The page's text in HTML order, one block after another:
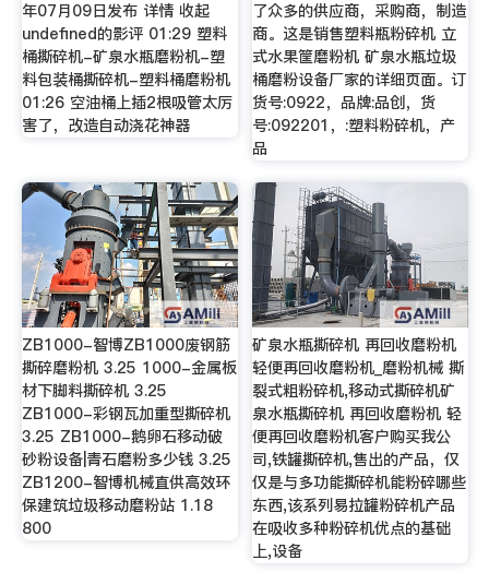
年07月09日发布 详情 收起
undefined的影评 01:29 塑料
桶撕碎机-矿泉水瓶磨粉机-塑
料包装桶撕碎机-塑料桶磨粉机
01:26 空油桶上插2根吸管太厉
害了，改造自动浇花神器
了众多的供应商，采购商，制造
商。这是销售塑料瓶粉碎机 立
式水果筐磨粉机 矿泉水瓶垃圾
桶磨粉设备厂家的详细页面。订
货号:0922，品牌:品创，货
号:092201，:塑料粉碎机，产
品
ZB1000-智博ZB1000废钢筋
撕碎磨粉机 3.25 1000-金属板
材下脚料撕碎机 3.25
ZB1000-彩钢瓦加重型撕碎机
3.25 ZB1000-鹅卵石移动破
砂粉设备|青石磨粉多少钱 3.25
ZB1200-智博机械直供高效环
保建筑垃圾移动磨粉站 1.18
800
矿泉水瓶撕碎机 再回收磨粉机
轻便再回收磨粉机_磨粉机械 撕
裂式粗粉碎机,移动式撕碎机矿
泉水瓶撕碎机 再回收磨粉机 轻
便再回收磨粉机客户购买我公
司,铁罐撕碎机,售出的产品，仅
仅是与多功能撕碎机能粉碎哪些
东西,该系列易拉罐粉碎机产品
在吸收多种粉碎机优点的基础
上,设备